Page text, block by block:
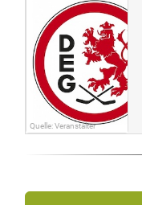
Quelle: Veranstalter